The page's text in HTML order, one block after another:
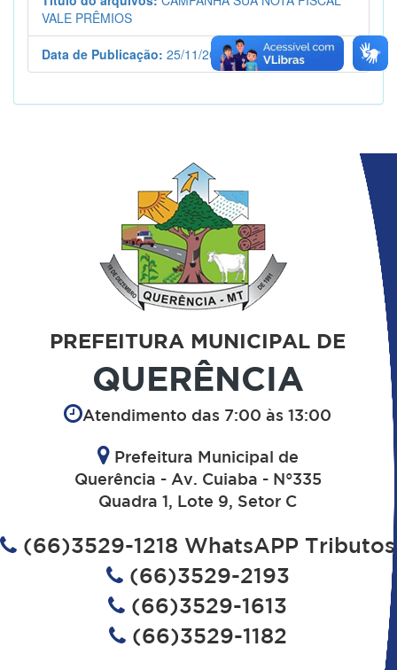
VALE PRÊMIOS
Data de Publicação: 25/11/2013
PREFEITURA MUNICIPAL DE
QUERÊNCIA
Atendimento das 7:00 às 13:00
Prefeitura Municipal de
Querência - Av. Cuiaba - N°335
Quadra 1, Lote 9, Setor C
(66)3529-1218 WhatsAPP Tributos
(66)3529-2193
(66)3529-1613
(66)3529-1182